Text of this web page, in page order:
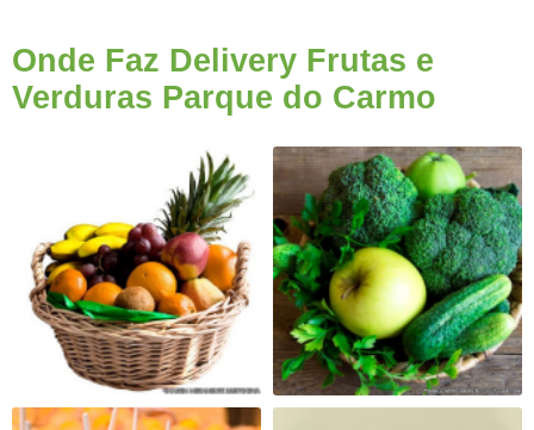
Onde Faz Delivery Frutas e
Verduras Parque do Carmo